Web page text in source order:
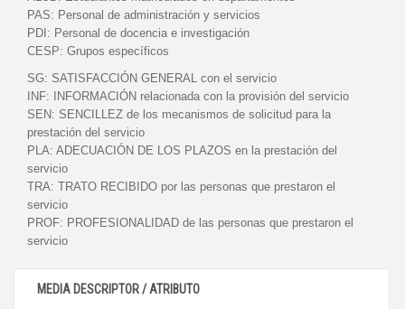
PAS: Personal de administración y servicios
PDI: Personal de docencia e investigación
CESP: Grupos específicos
SG: SATISFACCIÓN GENERAL con el servicio
INF:
INFORMACIÓN relacionada con la provisión del servicio
SEN: SENCILLEZ de los mecanismos de solicitud para la
prestación del servicio
PLA: ADECUACIÓN DE LOS PLAZOS en la prestación del
servicio
TRA: TRATO RECIBIDO por las personas que prestaron el
servicio
PROF: PROFESIONALIDAD de las personas que prestaron el
servicio
MEDIA DESCRIPTOR / ATRIBUTO